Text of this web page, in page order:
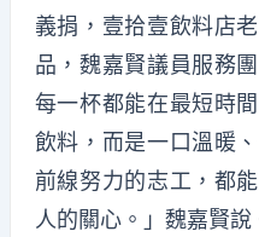
義捐，壹拾壹飲料店
品，魏嘉賢議員服務
每一杯都能在最短時
飲料，而是一口溫暖
前線努力的志工，都
人的關心。」魏嘉賢說